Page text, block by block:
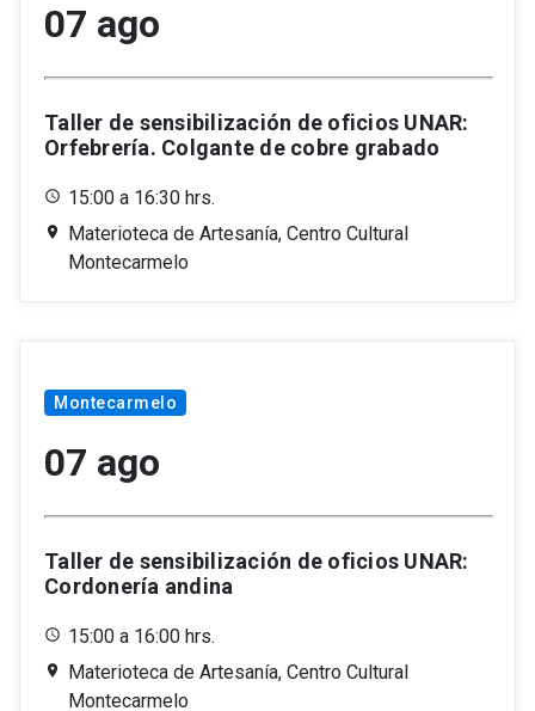
07 ago
Taller de sensibilización de oficios UNAR:
Orfebrería. Colgante de cobre grabado
15:00 a 16:30 hrs.
Materioteca de Artesanía, Centro Cultural
Montecarmelo
Montecarmelo
07 ago
Taller de sensibilización de oficios UNAR:
Cordonería andina
15:00 a 16:00 hrs.
Materioteca de Artesanía, Centro Cultural
Montecarmelo